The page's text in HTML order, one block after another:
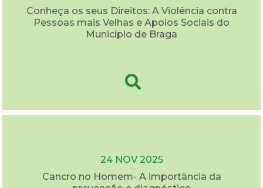
Conheça os seus Direitos: A Violência contra
Pessoas mais Velhas e Apoios Sociais do
Município de Braga
24 NOV 2025
Cancro no Homem- A importância da